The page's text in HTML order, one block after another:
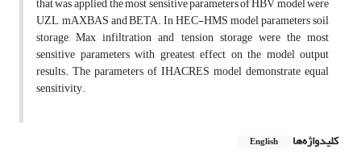
UZL, mAXBAS and BETA. In HEC-HMS model, parameters soil
storage, Max infiltration and tension storage were the most
sensitive parameters with greatest effect on the model output
results. The parameters of IHACRES model demonstrate equal
sensitivity.
کلیدواژه‌ها English